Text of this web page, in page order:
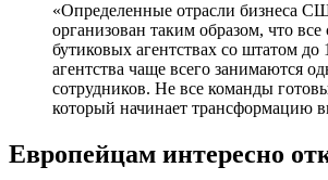
«Определенные отрасли бизнеса
организован таким образом, что
бутиковых агентствах со штатом
агентства чаще всего занимаются
сотрудников. Не все команды
который начинает трансформацию
Европейцам интересно